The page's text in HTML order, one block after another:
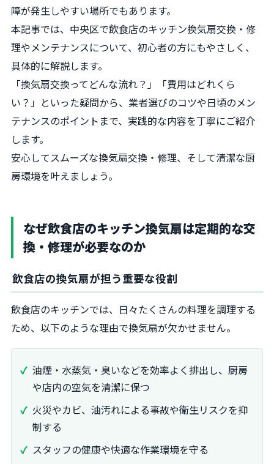
障が発生しやすい場所でもあります。
本記事では、中央区で飲食店のキッチン換気扇交換・修
理やメンテナンスについて、初心者の方にもやさしく、
具体的に解説します。
「換気扇交換ってどんな流れ？」「費用はどれくら
い？」といった疑問から、業者選びのコツや日頃のメン
テナンスのポイントまで、実践的な内容を丁寧にご紹介
します。
安心してスムーズな換気扇交換・修理、そして清潔な厨
房環境を叶えましょう。
なぜ飲食店のキッチン換気扇は定期的な交
換・修理が必要なのか
飲食店の換気扇が担う重要な役割
飲食店のキッチンでは、日々たくさんの料理を調理する
ため、以下のような理由で換気扇が欠かせません。
油煙・水蒸気・臭いなどを効率よく排出し、厨房
や店内の空気を清潔に保つ
火災やカビ、油汚れによる事故や衛生リスクを抑
制する
スタッフの健康や快適な作業環境を守る